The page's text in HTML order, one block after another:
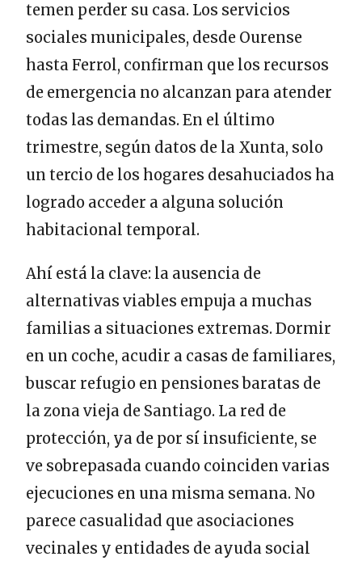
temen perder su casa. Los servicios
sociales municipales, desde Ourense
hasta Ferrol, confirman que los recursos
de emergencia no alcanzan para atender
todas las demandas. En el último
trimestre, según datos de la Xunta, solo
un tercio de los hogares desahuciados ha
logrado acceder a alguna solución
habitacional temporal.
Ahí está la clave: la ausencia de
alternativas viables empuja a muchas
familias a situaciones extremas. Dormir
en un coche, acudir a casas de familiares,
buscar refugio en pensiones baratas de
la zona vieja de Santiago. La red de
protección, ya de por sí insuficiente, se
ve sobrepasada cuando coinciden varias
ejecuciones en una misma semana. No
parece casualidad que asociaciones
vecinales y entidades de ayuda social